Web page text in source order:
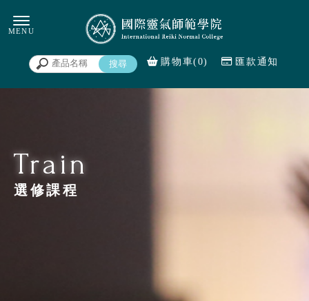
購物車(0) 匯款通知
選修課程